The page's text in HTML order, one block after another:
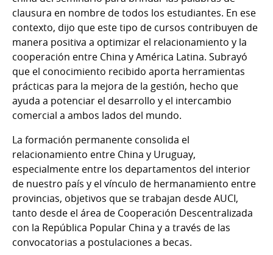
clausura en nombre de todos los estudiantes. En ese
contexto, dijo que este tipo de cursos contribuyen de
manera positiva a optimizar el relacionamiento y la
cooperación entre China y América Latina. Subrayó
que el conocimiento recibido aporta herramientas
prácticas para la mejora de la gestión, hecho que
ayuda a potenciar el desarrollo y el intercambio
comercial a ambos lados del mundo.
La formación permanente consolida el
relacionamiento entre China y Uruguay,
especialmente entre los departamentos del interior
de nuestro país y el vínculo de hermanamiento entre
provincias, objetivos que se trabajan desde AUCI,
tanto desde el área de Cooperación Descentralizada
con la República Popular China y a través de las
convocatorias a postulaciones a becas.